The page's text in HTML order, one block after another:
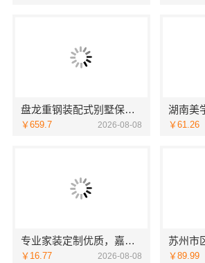
盘龙重钢装配式别墅保温隔热，云南晟构建筑建材有限公司
￥659.7 2026-08-08 ￥61.26
专业家装定制优质，嘉兴绿色之家建材科技实现您的理想居所
￥16.77 2026-08-08 ￥89.99